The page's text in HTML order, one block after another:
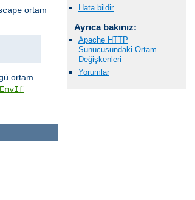
ortam
ortam
Hata bildir
Ayrıca bakınız:
Apache HTTP
Sunucusundaki Ortam
Değişkenleri
Yorumlar